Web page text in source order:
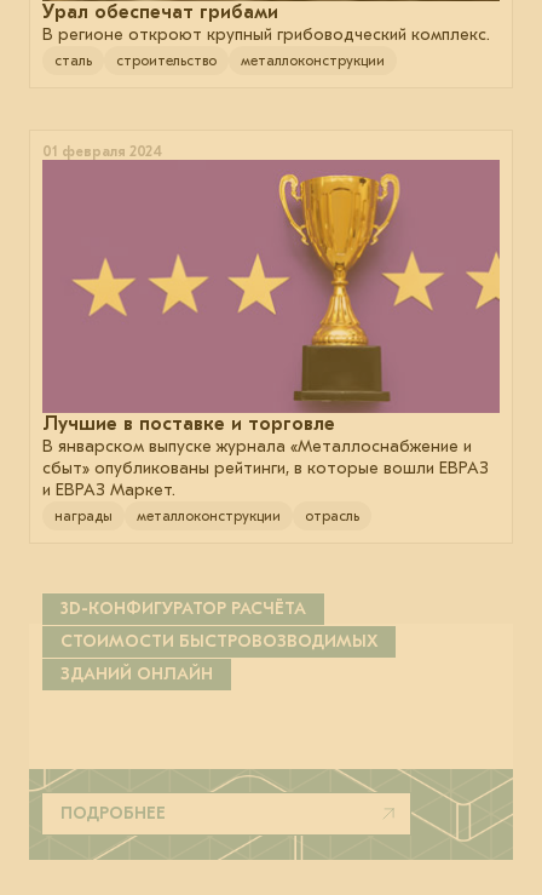
Урал обеспечат грибами
В регионе откроют крупный грибоводческий комплекс.
сталь строительство металлоконструкции
01 февраля 2024
Лучшие в поставке и торговле
В январском выпуске журнала «Металлоснабжение и
сбыт» опубликованы рейтинги, в которые вошли ЕВРАЗ
и ЕВРАЗ Маркет.
награды металлоконструкции отрасль
3D-КОНФИГУРАТОР РАСЧЁТА
СТОИМОСТИ БЫСТРОВОЗВОДИМЫХ
ЗДАНИЙ ОНЛАЙН
ПОДРОБНЕЕ